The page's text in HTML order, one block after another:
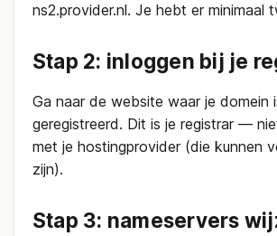
ns2.provider.nl. Je hebt er minimaal
Stap 2: inloggen bij je
Ga naar de website waar je domein
geregistreerd. Dit is je registrar —
met je hostingprovider (die kunnen
zijn).
Stap 3: nameservers